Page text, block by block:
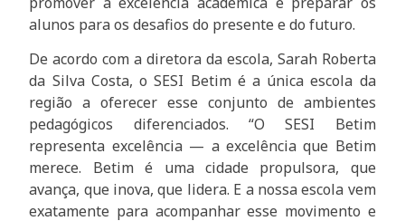
alunos para os desafios do presente e do futuro.
De acordo com a diretora da escola, Sarah Roberta
da Silva Costa, o SESI Betim é a única escola da
região a oferecer esse conjunto de ambientes
pedagógicos diferenciados. “O SESI Betim
representa excelência — a excelência que Betim
merece. Betim é uma cidade propulsora, que
avança, que inova, que lidera. E a nossa escola vem
exatamente para acompanhar esse movimento e